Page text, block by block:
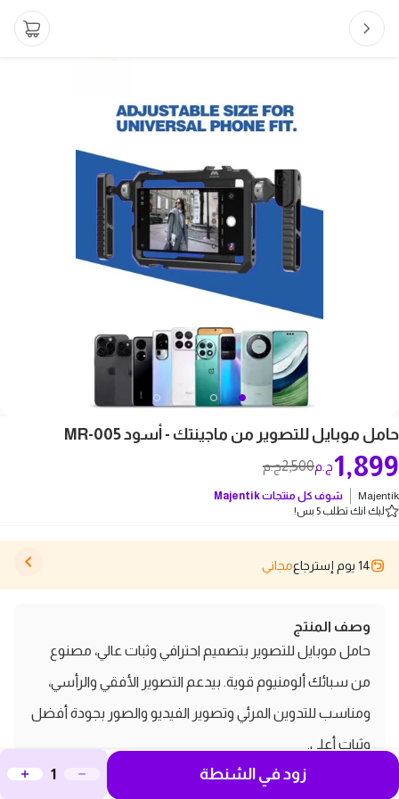
حامل موبايل للتصوير من ماجينتك - أسود MR-005
2,500ج.م 1,899ج.م
Majentik شوف كل منتجاتMajentik
ليك انك تطلب 5 بس!
14 يوم إسترجاع مجاني
وصف المنتج
حامل موبايل للتصوير بتصميم احترافي وثبات عالي، مصنوع
من سبائك ألومنيوم قوية. بيدعم التصوير الأفقي والرأسي،
ومناسب للتدوين المرئي وتصوير الفيديو والصور بجودة أفضل
وثبات أعلى.
مميزات ومواصفات MR-005 ماجينتك
حامل موبايل للتصوير - أسود
زود في الشنطة